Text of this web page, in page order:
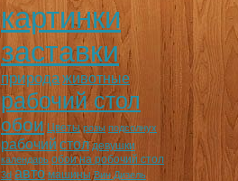
картинки
заставки
природаживотные
рабочий стол
обои Цветы розы подсолнух
рабочий стол девушки
календарь обои на робочий стол
3d авто машины Вин Дизель